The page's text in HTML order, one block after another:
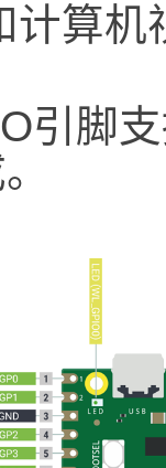
计算机
引脚